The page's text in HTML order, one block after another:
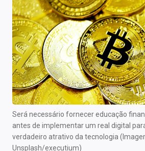
Será necessário fornecer educação
antes de implementar um real digital
verdadeiro atrativo da tecnologia
Unsplash/executium)